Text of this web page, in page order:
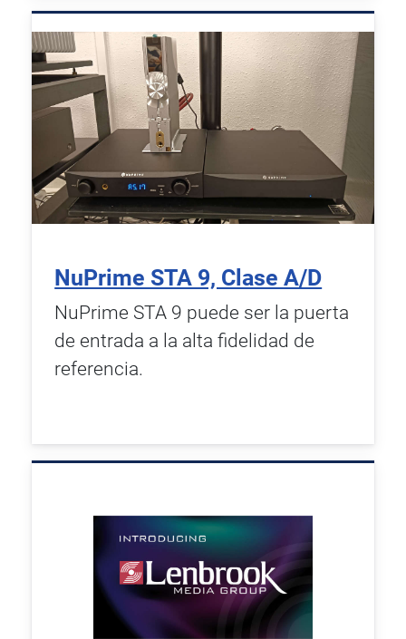
NuPrime STA 9, Clase A/D
NuPrime STA 9 puede ser la puerta
de entrada a la alta fidelidad de
referencia.